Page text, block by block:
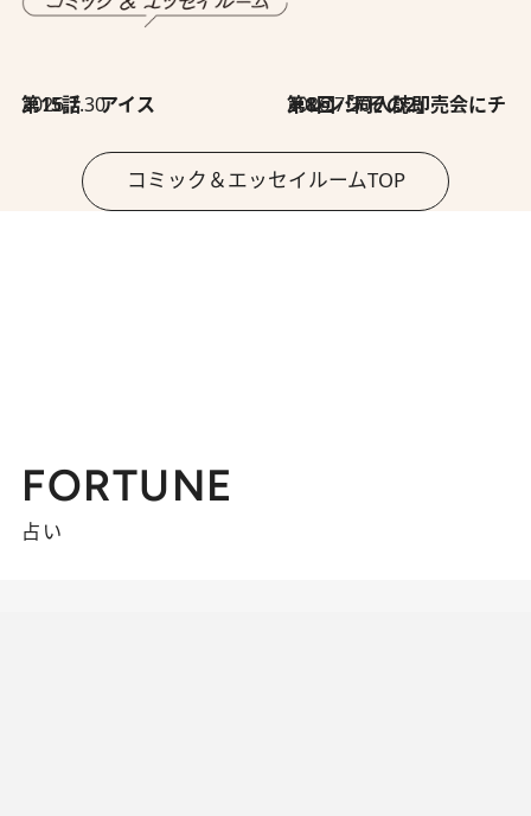
2026.7.30
第15話 アイス 2026.7.30
第8回「同人誌即売会にチャレンジ その2」
コミック＆エッセイルームTOP
FORTUNE
占い